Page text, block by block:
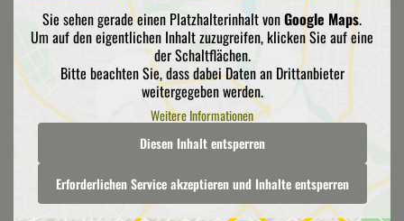
Sie sehen gerade einen Platzhalterinhalt vonGoogle Maps.
Um auf den eigentlichen Inhalt zuzugreifen, klicken Sie auf eine
der Schaltflächen.
Bitte beachten Sie, dass dabei Daten an Drittanbieter
weitergegeben werden.
Weitere Informationen
Diesen Inhalt entsperren
Erforderlichen Service akzeptieren und Inhalte entsperren